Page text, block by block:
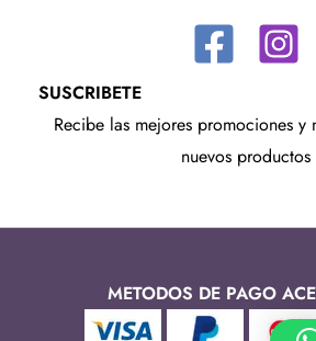
SUSCRIBETE
Recibe las mejores promociones
nuevos productos
METODOS DE PAGO